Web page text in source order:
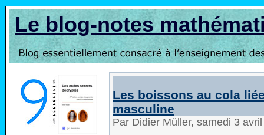
Le blog-notes
Les boissons au cola
masculine
Par Didier Müller, samedi 3